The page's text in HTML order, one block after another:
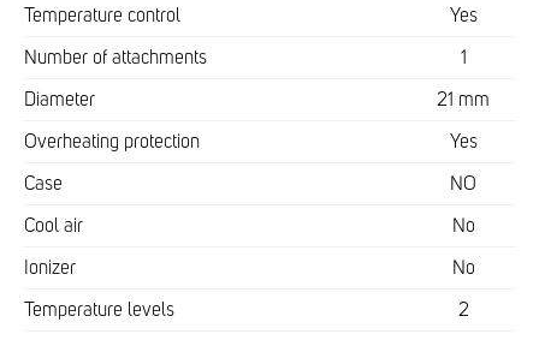
Temperature control Yes
Number of attachments 1
Diameter 21 mm
Overheating protection Yes
Case NO
Cool air No
Ionizer No
Temperature levels 2